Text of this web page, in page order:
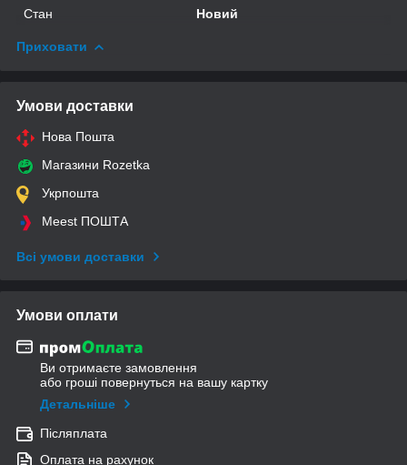
Стан Новий
Приховати
Умови доставки
Нова Пошта
Магазини Rozetka
Укрпошта
Meest ПОШТА
Всі умови доставки
Умови оплати
Ви отримаєте замовлення
або гроші повернуться на вашу картку
Детальніше
Післяплата
Оплата на рахунок